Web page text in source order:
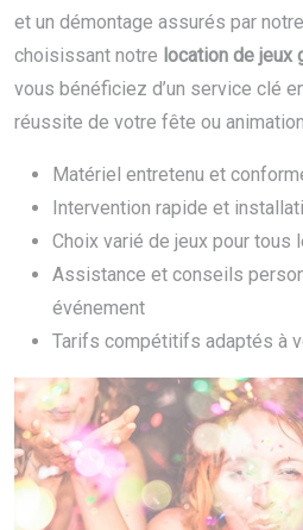
et un démontage assurés par
choisissant notre location de jeux
vous bénéficiez d’un service clé
réussite de votre fête ou
Matériel entretenu et
Intervention rapide et
Choix varié de jeux pour tous
Assistance et conseils
événement
Tarifs compétitifs adaptés à